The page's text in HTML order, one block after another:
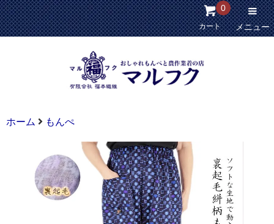
カート
0
メニュー
ホーム もんぺ